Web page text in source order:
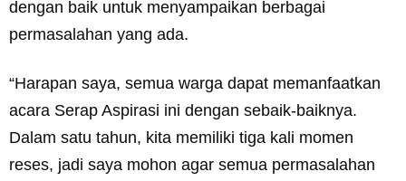
dengan baik untuk menyampaikan berbagai
permasalahan yang ada.
“Harapan saya, semua warga dapat memanfaatkan
acara Serap Aspirasi ini dengan sebaik-baiknya.
Dalam satu tahun, kita memiliki tiga kali momen
reses, jadi saya mohon agar semua permasalahan